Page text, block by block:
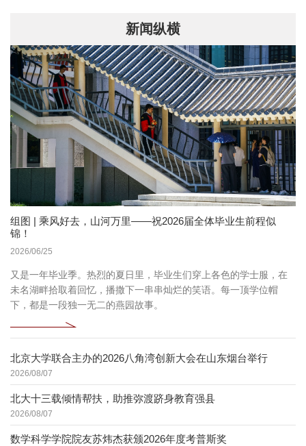
新闻纵横
组图 | 乘风好去，山河万里——祝2026届全体毕业生前程似
锦！
2026/06/25
又是一年毕业季。热烈的夏日里，毕业生们穿上各色的学士服，在
未名湖畔拾取着回忆，播撒下一串串灿烂的笑语。每一顶学位帽
下，都是一段独一无二的燕园故事。
北京大学联合主办的2026八角湾创新大会在山东烟台举行
2026/08/07
北大十三载倾情帮扶，助推弥渡跻身教育强县
2026/08/07
数学科学学院院友苏炜杰获颁2026年度考普斯奖